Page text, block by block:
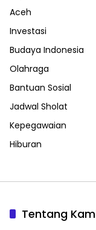
Aceh
Investasi
Budaya Indonesia
Olahraga
Bantuan Sosial
Jadwal Sholat
Kepegawaian
Hiburan
Tentang